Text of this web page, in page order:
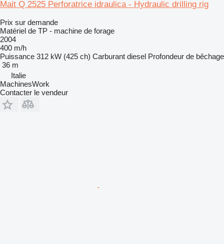
Mait Q 2525 Perforatrice idraulica - Hydraulic drilling rig
Prix sur demande
Matériel de TP - machine de forage
2004
400 m/h
Puissance 312 kW (425 ch) Carburant diesel Profondeur de bêchage
36 m
Italie
MachinesWork
Contacter le vendeur